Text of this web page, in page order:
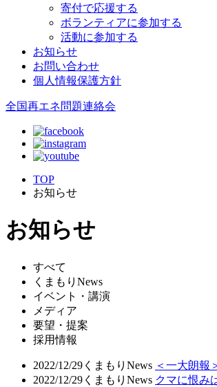
寄付で応援する
ボランティアに参加する
活動に参加する
お知らせ
お問い合わせ
個人情報保護方針
全国再エネ問題連絡会
TOP
お知らせ
お知らせ
すべて
くまもりNews
イベント・講演
メディア
要望・提案
採用情報
2022/12/29 くまもりNews ＜一大朗報
2022/12/29 くまもりNews クマに恨み